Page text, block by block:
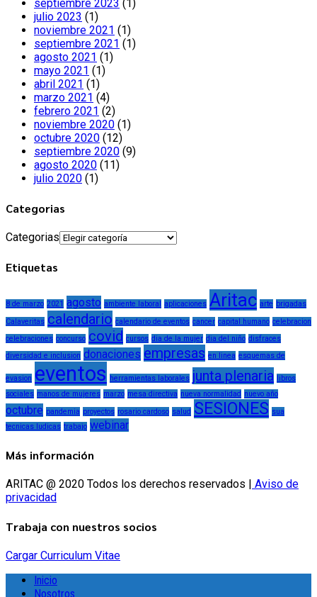
septiembre 2023 (1)
julio 2023 (1)
noviembre 2021 (1)
septiembre 2021 (1)
agosto 2021 (1)
mayo 2021 (1)
abril 2021 (1)
marzo 2021 (4)
febrero 2021 (2)
noviembre 2020 (1)
octubre 2020 (12)
septiembre 2020 (9)
agosto 2020 (11)
julio 2020 (1)
Categorias
Categorias
Etiquetas
8 de marzo 2021 agosto ambiente laboral aplicaciones Aritac arte brigadas
Calaveritas calendario calendario de eventos cancer capital humano celebracion
celebraciones concurso covid cursos dia de la mujer dia del niño disfraces
diversidad e inclusion donaciones empresas en linea esquemas de
evasion eventos herramientas laborales junta plenaria
libros
sociales manos de mujeres marzo mesa directiva nueva normalidad nuevo año
octubre pandemia proyectos rosario cardoso salud SESIONES sua
tecnicas ludicas trabajo webinar
Más información
ARITAC @ 2020 Todos los derechos reservados | Aviso de
privacidad
Trabaja con nuestros socios
Cargar Curriculum Vitae
Inicio
Nosotros